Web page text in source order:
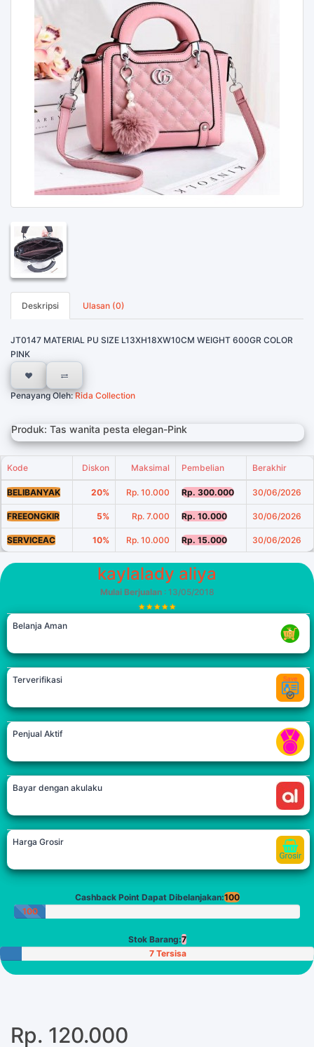
Deskripsi Ulasan (0)
JT0147 MATERIAL PU SIZE L13XH18XW10CM WEIGHT 600GR COLOR
PINK
Penayang Oleh:Rida Collection
Produk: Tas wanita pesta elegan-Pink
Kode Diskon Maksimal Pembelian Berakhir
BELIBANYAK 20% Rp. 10.000 Rp. 300.000 30/06/2026
FREEONGKIR 5% Rp. 7.000 Rp. 10.000 30/06/2026
SERVICEAC 10% Rp. 10.000 Rp. 15.000 30/06/2026
kaylalady aliya
Mulai Berjualan: 13/05/2018
Belanja Aman
Terverifikasi
Penjual Aktif
Bayar dengan akulaku
Harga Grosir
Cashback Point Dapat Dibelanjakan:100
100
Stok Barang:7
7 Tersisa
Rp. 120.000